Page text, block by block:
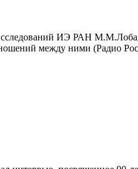
ИЭ РАН
между ними (Радио